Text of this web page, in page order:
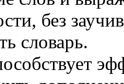
без
словарь.